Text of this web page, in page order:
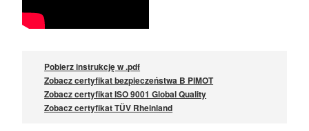
Pobierz instrukcję w .pdf
Zobacz certyfikat bezpieczeństwa B PIMOT
Zobacz certyfikat ISO 9001 Global Quality
Zobacz certyfikat TÜV Rheinland